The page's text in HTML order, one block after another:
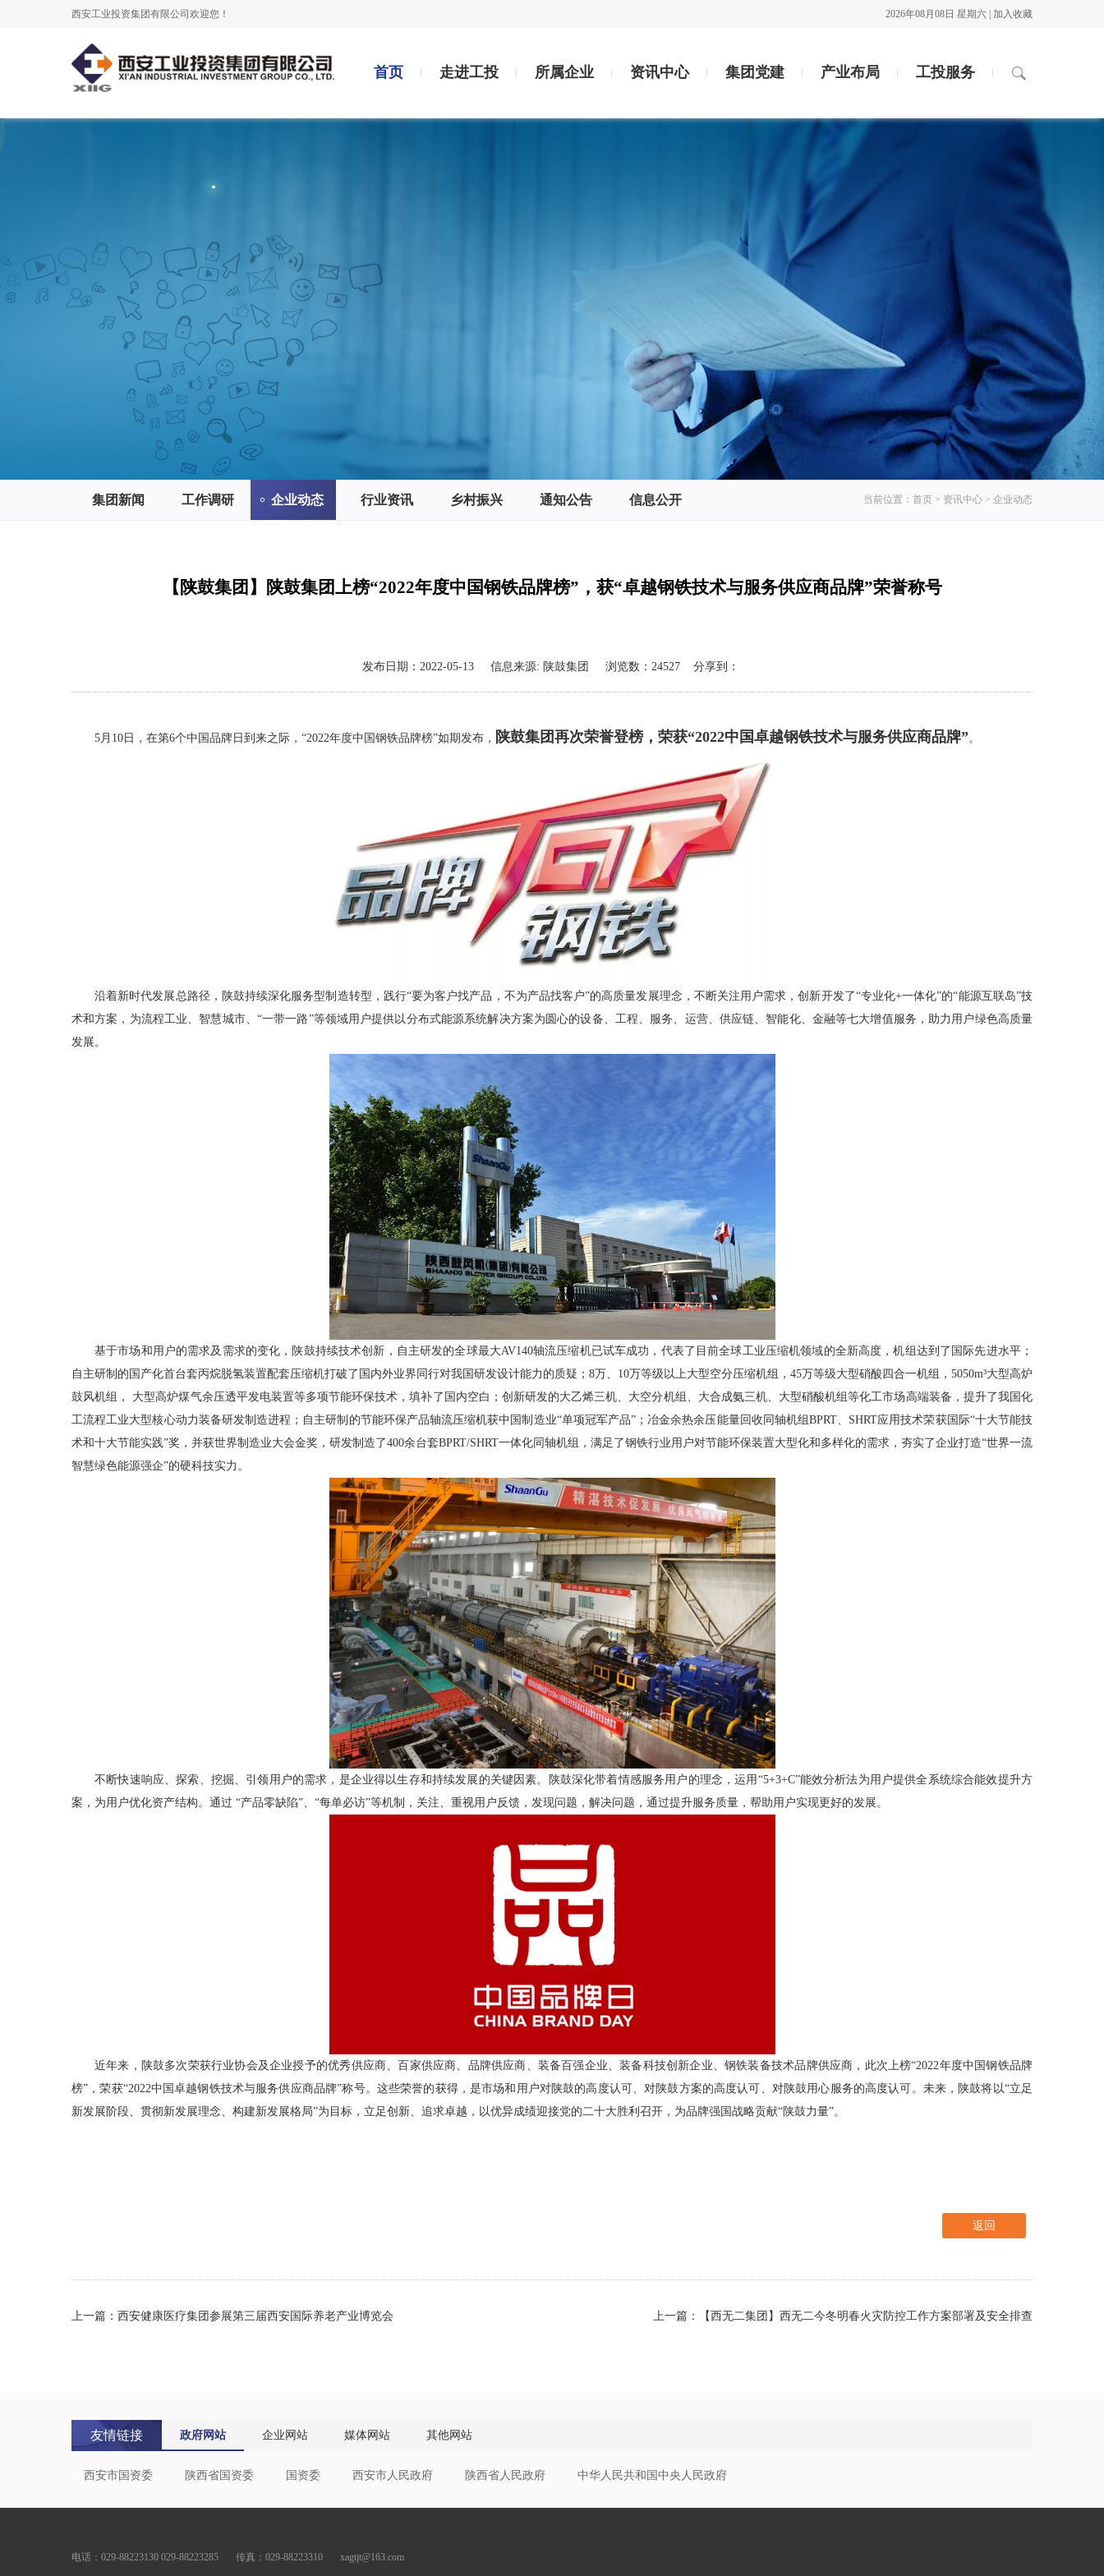
西安工业投资集团有限公司欢迎您！ 2026年08月08日 星期六 | 加入收藏
首页 走进工投 所属企业 资讯中心 集团党建 产业布局 工投服务
集团新闻 工作调研 企业动态 行业资讯 乡村振兴 通知公告 信息公开 当前位置： 首页 > 资讯中心 > 企业动态
【陕鼓集团】陕鼓集团上榜“2022年度中国钢铁品牌榜”，获“卓越钢铁技术与服务供应商品牌”荣誉称号
发布日期： 2022-05-13信息来源: 陕鼓集团 浏览数： 24527分享到：
5月10日，在第6个中国品牌日到来之际，“2022年度中国钢铁品牌榜”如期发布， 陕鼓集团再次荣誉登榜，荣获“2022中国卓越钢铁技术与服务供应商品牌”。
沿着新时代发展总路径，陕鼓持续深化服务型制造转型，践行“要为客户找产品，不为产品找客户”的高质量发展理念，不断关注用户需求，创新开发了“专业化+一体化”的“能源互联岛”技
术和方案，为流程工业、智慧城市、“一带一路”等领域用户提供以分布式能源系统解决方案为圆心的设备、工程、服务、运营、供应链、智能化、金融等七大增值服务，助力用户绿色高质量
发展。
基于市场和用户的需求及需求的变化，陕鼓持续技术创新，自主研发的全球最大AV140轴流压缩机已试车成功，代表了目前全球工业压缩机领域的全新高度，机组达到了国际先进水平；
自主研制的国产化首台套丙烷脱氢装置配套压缩机打破了国内外业界同行对我国研发设计能力的质疑；8万、10万等级以上大型空分压缩机组，45万等级大型硝酸四合一机组，5050m³大型高炉
鼓风机组， 大型高炉煤气余压透平发电装置等多项节能环保技术，填补了国内空白；创新研发的大乙烯三机、大空分机组、大合成氨三机、大型硝酸机组等化工市场高端装备，提升了我国化
工流程工业大型核心动力装备研发制造进程；自主研制的节能环保产品轴流压缩机获中国制造业“单项冠军产品”；冶金余热余压能量回收同轴机组BPRT、SHRT应用技术荣获国际“十大节能技
术和十大节能实践”奖，并获世界制造业大会金奖，研发制造了400余台套BPRT/SHRT一体化同轴机组，满足了钢铁行业用户对节能环保装置大型化和多样化的需求，夯实了企业打造“世界一流
智慧绿色能源强企”的硬科技实力。
不断快速响应、探索、挖掘、引领用户的需求，是企业得以生存和持续发展的关键因素。陕鼓深化带着情感服务用户的理念，运用“5+3+C”能效分析法为用户提供全系统综合能效提升方
案，为用户优化资产结构。通过 “产品零缺陷”、“每单必访”等机制，关注、重视用户反馈，发现问题，解决问题，通过提升服务质量，帮助用户实现更好的发展。
近年来，陕鼓多次荣获行业协会及企业授予的优秀供应商、百家供应商、品牌供应商、装备百强企业、装备科技创新企业、钢铁装备技术品牌供应商，此次上榜“2022年度中国钢铁品牌
榜”，荣获“2022中国卓越钢铁技术与服务供应商品牌”称号。这些荣誉的获得，是市场和用户对陕鼓的高度认可、对陕鼓方案的高度认可、对陕鼓用心服务的高度认可。未来，陕鼓将以“立足
新发展阶段、贯彻新发展理念、构建新发展格局”为目标，立足创新、追求卓越，以优异成绩迎接党的二十大胜利召开，为品牌强国战略贡献“陕鼓力量”。
返回
上一篇：西安健康医疗集团参展第三届西安国际养老产业博览会 上一篇：【西无二集团】西无二今冬明春火灾防控工作方案部署及安全排查
友情链接 政府网站 企业网站 媒体网站 其他网站
西安市国资委 陕西省国资委 国资委 西安市人民政府 陕西省人民政府 中华人民共和国中央人民政府
电话：029-88223130 029-88223285 传真：029-88223310 xagtjt@163.com